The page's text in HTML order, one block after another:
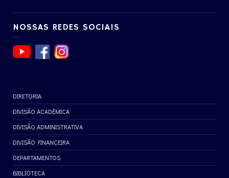
NOSSAS REDES SOCIAIS
DIRETORIA
DIVISÃO ACADÊMICA
DIVISÃO ADMINISTRATIVA
DIVISÃO FINANCEIRA
DEPARTAMENTOS
BIBLIOTECA